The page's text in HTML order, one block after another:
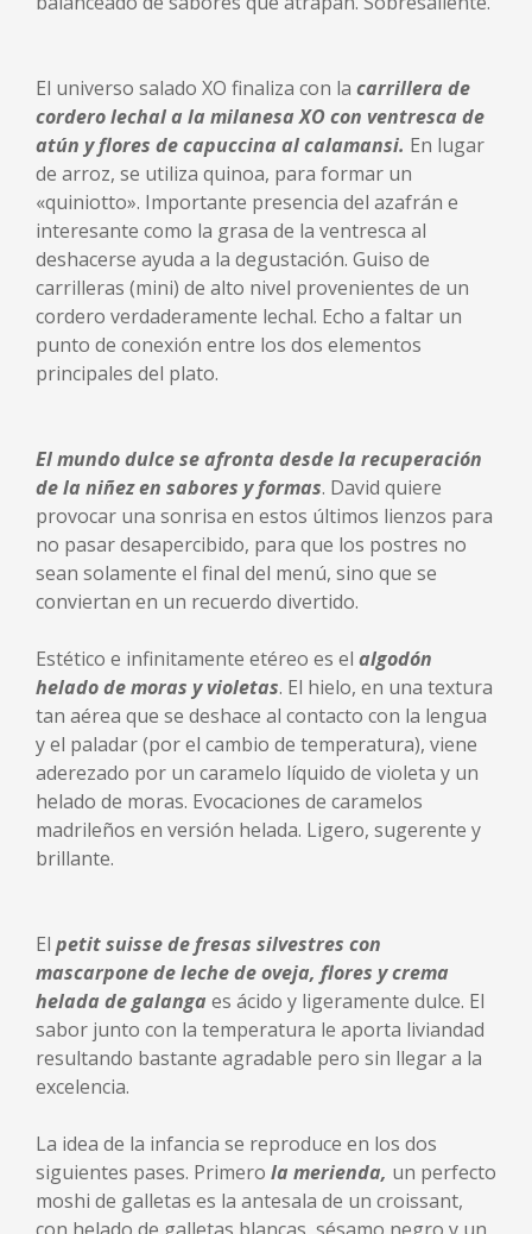
El universo salado XO finaliza con la carrillera de
cordero lechal a la milanesa XO con ventresca de
atún y flores de capuccina al calamansi. En lugar
de arroz, se utiliza quinoa, para formar un
«quiniotto». Importante presencia del azafrán e
interesante como la grasa de la ventresca al
deshacerse ayuda a la degustación. Guiso de
carrilleras (mini) de alto nivel provenientes de un
cordero verdaderamente lechal. Echo a faltar un
punto de conexión entre los dos elementos
principales del plato.
El mundo dulce se afronta desde la recuperación
de la niñez en sabores y formas. David quiere
provocar una sonrisa en estos últimos lienzos para
no pasar desapercibido, para que los postres no
sean solamente el final del menú, sino que se
conviertan en un recuerdo divertido.
Estético e infinitamente etéreo es el algodón
helado de moras y violetas. El hielo, en una textura
tan aérea que se deshace al contacto con la lengua
y el paladar (por el cambio de temperatura), viene
aderezado por un caramelo líquido de violeta y un
helado de moras. Evocaciones de caramelos
madrileños en versión helada. Ligero, sugerente y
brillante.
El petit suisse de fresas silvestres con
mascarpone de leche de oveja, flores y crema
helada de galanga es ácido y ligeramente dulce. El
sabor junto con la temperatura le aporta liviandad
resultando bastante agradable pero sin llegar a la
excelencia.
La idea de la infancia se reproduce en los dos
siguientes pases. Primero la merienda, un perfecto
moshi de galletas es la antesala de un croissant,